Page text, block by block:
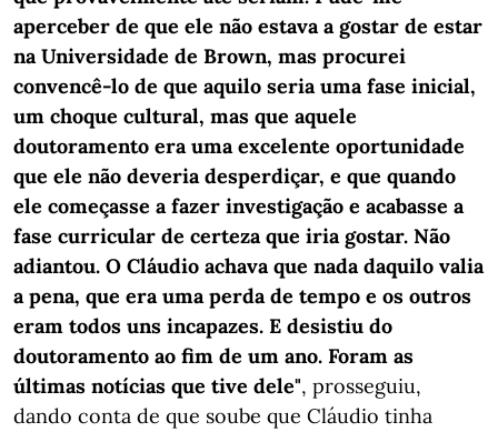
aperceber de que ele não estava a gostar de estar
na Universidade de Brown, mas procurei
convencê-lo de que aquilo seria uma fase inicial,
um choque cultural, mas que aquele
doutoramento era uma excelente oportunidade
que ele não deveria desperdiçar, e que quando
ele começasse a fazer investigação e acabasse a
fase curricular de certeza que iria gostar. Não
adiantou. O Cláudio achava que nada daquilo valia
a pena, que era uma perda de tempo e os outros
eram todos uns incapazes. E desistiu do
doutoramento ao fim de um ano. Foram as
últimas notícias que tive dele", prosseguiu,
dando conta de que soube que Cláudio tinha